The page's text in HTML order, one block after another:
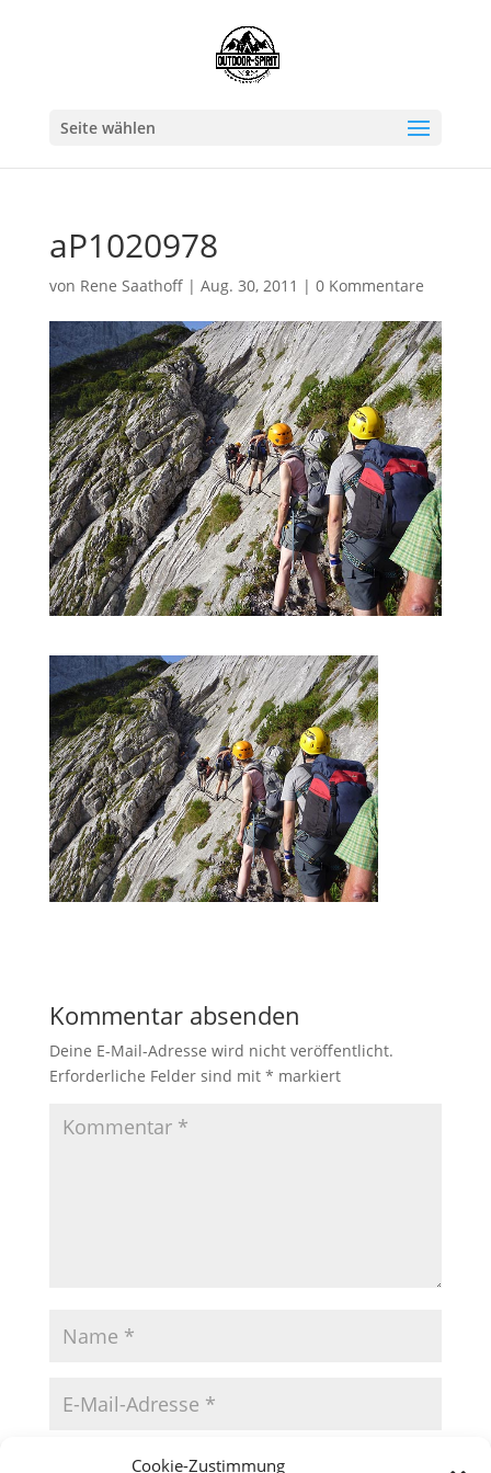
Cookie-Zustimmung
Seite wählen
aP1020978
von Rene Saathoff| Aug. 30, 2011 | 0 Kommentare
Kommentar absenden
Deine E-Mail-Adresse wird nicht veröffentlicht.
Erforderliche Felder sind mit * markiert